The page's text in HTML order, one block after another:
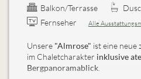
Balkon/Terrasse
Fernseher
Alle
Unsere "Almrose" ist eine neue
im Chaletcharakter inklusive
Bergpanoramablick